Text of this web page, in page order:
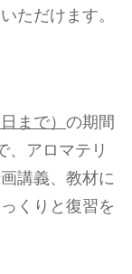
ただけます。
まで） の期間
、アロマテリ
講義、教材に
くりと復習を